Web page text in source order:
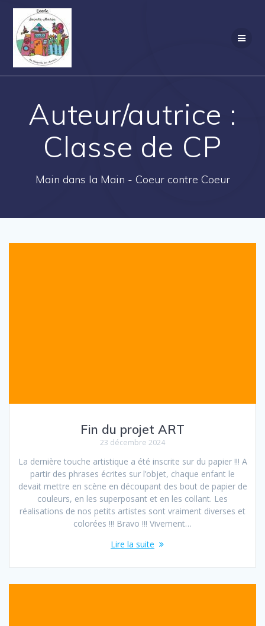
Auteur/autrice :
Classe de CP
Main dans la Main - Coeur contre Coeur
Fin du projet ART
23 décembre 2024
La dernière touche artistique a été inscrite sur du papier !!! A
partir des phrases écrites sur l’objet, chaque enfant le
devait mettre en scène en découpant des bout de papier de
couleurs, en les superposant et en les collant. Les
réalisations de nos petits artistes sont vraiment diverses et
colorées !!! Bravo !!! Vivement…
Lire la suite